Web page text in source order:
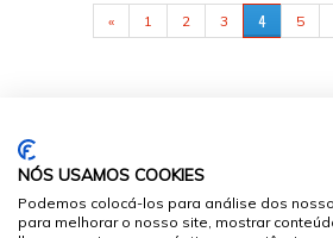
« 1 2 3 4 5
NÓS USAMOS COOKIES
Podemos colocá-los para análise dos
para melhorar o nosso site, mostrar